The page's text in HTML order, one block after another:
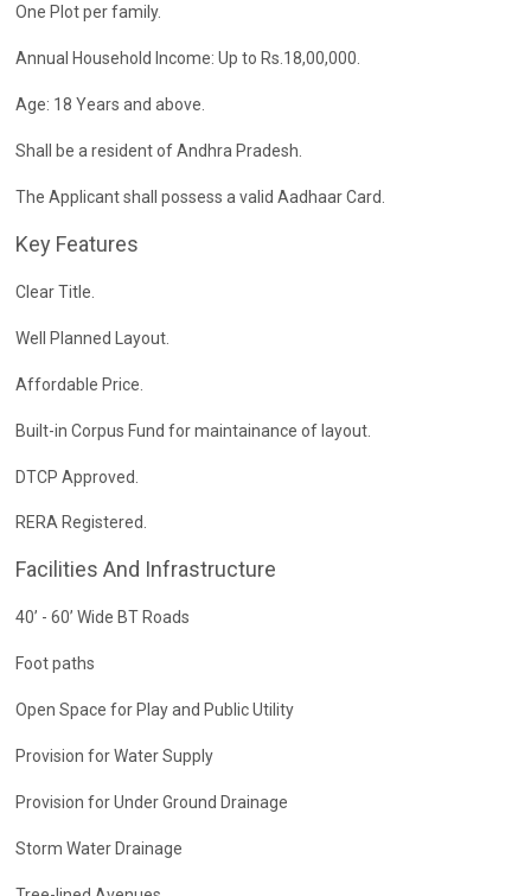
One Plot per family.
Annual Household Income: Up to Rs.18,00,000.
Age: 18 Years and above.
Shall be a resident of Andhra Pradesh.
The Applicant shall possess a valid Aadhaar Card.
Key Features
Clear Title.
Well Planned Layout.
Affordable Price.
Built-in Corpus Fund for maintainance of layout.
DTCP Approved.
RERA Registered.
Facilities And Infrastructure
40’ - 60’ Wide BT Roads
Foot paths
Open Space for Play and Public Utility
Provision for Water Supply
Provision for Under Ground Drainage
Storm Water Drainage